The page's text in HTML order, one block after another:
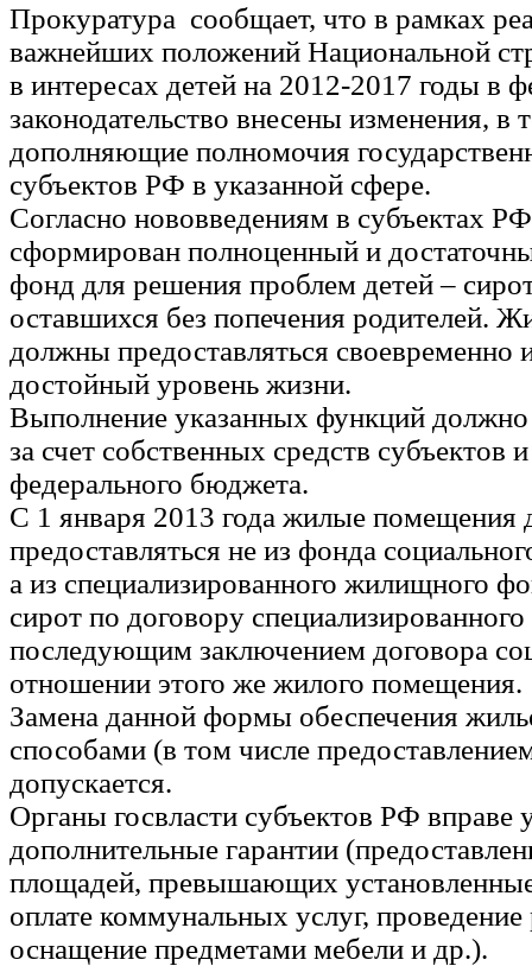
Прокуратура сообщает, что в рамках
важнейших положений Национальной
в интересах детей на 2012-2017 годы в
законодательство внесены изменения, в
дополняющие полномочия
субъектов РФ в указанной сфере.
Согласно нововведениям в субъектах
сформирован полноценный и
фонд для решения проблем детей –
оставшихся без попечения родителей.
должны предоставляться своевременно
достойный уровень жизни.
Выполнение указанных функций должно
за счет собственных средств субъектов
федерального бюджета.
С 1 января 2013 года жилые помещения
предоставляться не из фонда
а из специализированного жилищного
сирот по договору
последующим заключением договора
отношении этого же жилого помещения.
Замена данной формы обеспечения
способами (в том числе
допускается.
Органы госвласти субъектов РФ вправе
дополнительные гарантии
площадей, превышающих
оплате коммунальных услуг,
оснащение предметами мебели и др.).